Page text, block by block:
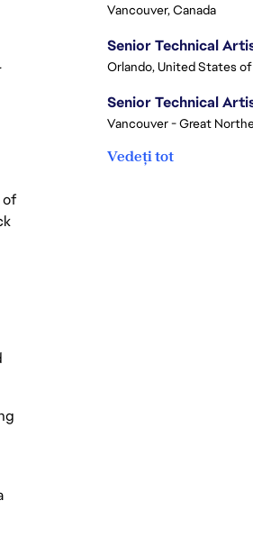
of
Vancouver, Canada
Orlando, United States
Vancouver - Great
Vedeți tot